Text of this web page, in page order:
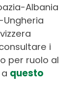
Albania
Ungheria
i
per ruolo al
questo